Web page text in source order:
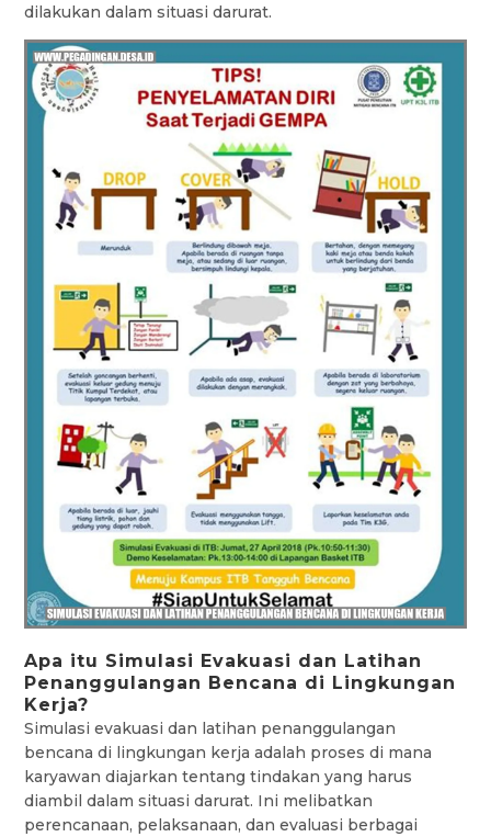
dilakukan dalam situasi darurat.
Apa itu Simulasi Evakuasi dan Latihan
Penanggulangan Bencana di Lingkungan
Kerja?
Simulasi evakuasi dan latihan penanggulangan
bencana di lingkungan kerja adalah proses di mana
karyawan diajarkan tentang tindakan yang harus
diambil dalam situasi darurat. Ini melibatkan
perencanaan, pelaksanaan, dan evaluasi berbagai